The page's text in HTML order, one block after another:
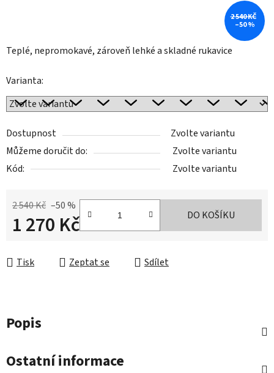
Teplé, nepromokavé, zároveň lehké a skladné rukavice
Varianta:
Dostupnost
Zvolte variantu
Můžeme doručit do:
Zvolte variantu
Kód:
Zvolte variantu
2 540 Kč –50 %
1 270 Kč DO KOŠÍKU
Tisk Zeptat se Sdílet
2 540 KČ
–50 %
Popis
Ostatní informace